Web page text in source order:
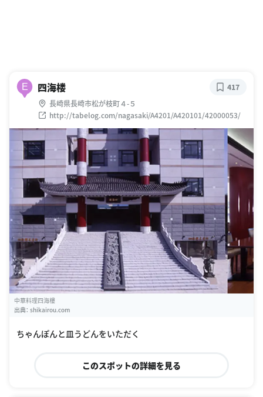
E 四海楼
長崎県長崎市松が枝町４-５
http://tabelog.com/nagasaki/A4201/A420101/42000053/
417
中華料理四海樓
出典： shikairou.com
ちゃんぽんと皿うどんをいただく
このスポットの詳細を見る